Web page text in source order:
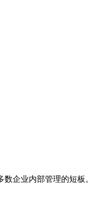
企业内部管理的短板。